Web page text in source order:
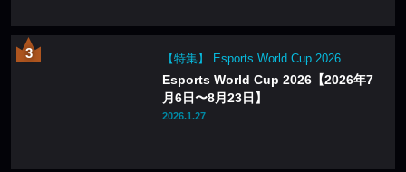
【特集】 Esports World Cup 2026
Esports World Cup 2026【2026年7
月6日〜8月23日】
2026.1.27